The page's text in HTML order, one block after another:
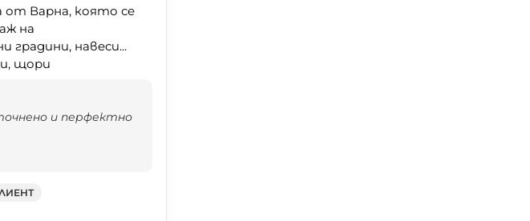
Варна, която се
на
градини, навеси...
щори
и перфектно